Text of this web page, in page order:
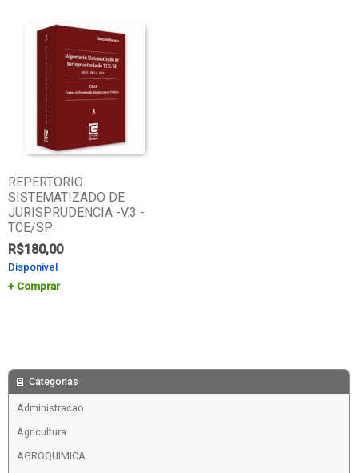
REPERTORIO
SISTEMATIZADO DE
JURISPRUDENCIA -V.3 -
TCE/SP
R$180,00
Disponível
Comprar
Categorias
Administracao
Agricultura
AGROQUIMICA